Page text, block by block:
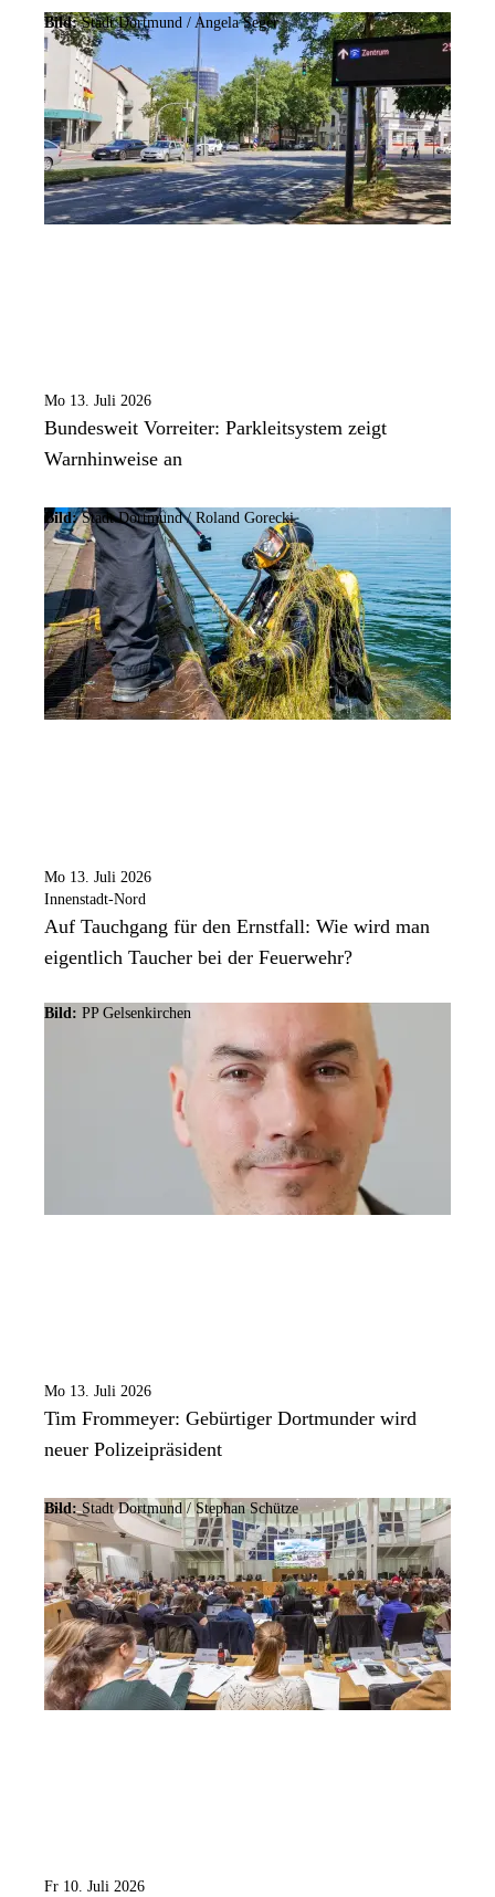
Bild:Stadt Dortmund / Angela Seger
Mo 13. Juli 2026
Bundesweit Vorreiter: Parkleitsystem zeigt
Warnhinweise an
Bild:Stadt Dortmund / Roland Gorecki
Mo 13. Juli 2026
Innenstadt-Nord
Auf Tauchgang für den Ernstfall: Wie wird man
eigentlich Taucher bei der Feuerwehr?
Bild: PP Gelsenkirchen
Mo 13. Juli 2026
Tim Frommeyer: Gebürtiger Dortmunder wird
neuer Polizeipräsident
Bild:Stadt Dortmund / Stephan Schütze
Fr 10. Juli 2026